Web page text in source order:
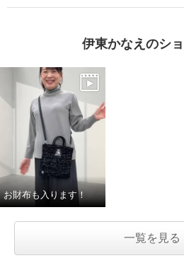
伊東かなえのシ
お財布も入ります！
一覧を見る